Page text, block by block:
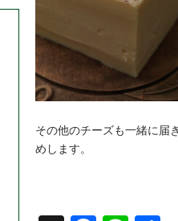
その他のチーズも一緒に届
めします。